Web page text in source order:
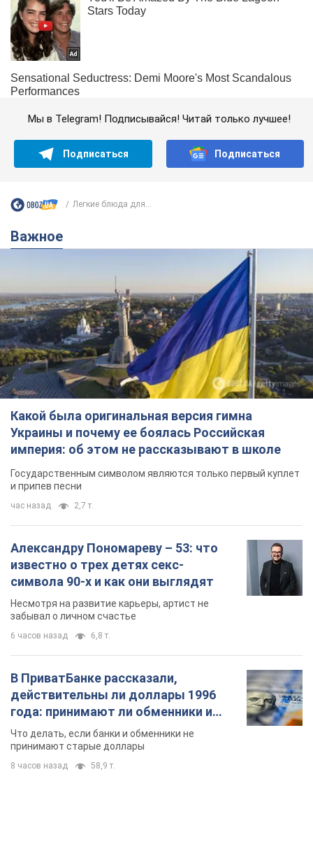
Мы в Telegram! Подписывайся! Читай только лучшее!
Подписаться Подписаться
Легкие блюда для...
Важное
Какой была оригинальная версия гимна
Украины и почему ее боялась Российская
империя: об этом не рассказывают в школе
Государственным символом являются только первый куплет
и припев песни
час назад 2,7 т.
Александру Пономареву – 53: что
известно о трех детях секс-
символа 90-х и как они выглядят
Несмотря на развитие карьеры, артист не
забывал о личном счастье
6 часов назад 6,8 т.
В ПриватБанке рассказали,
действительны ли доллары 1996
года: принимают ли обменники и
банки такие купюры
Что делать, если банки и обменники не
принимают старые доллары
8 часов назад 58,9 т.